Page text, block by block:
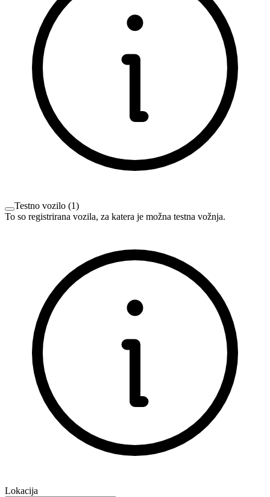
Testno vozilo (1)
To so registrirana vozila, za katera je možna testna vožnja.
Lokacija